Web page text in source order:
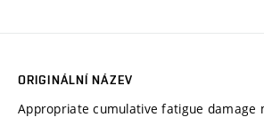
ORIGINÁLNÍ NÁZEV
Appropriate cumulative fatigue damage